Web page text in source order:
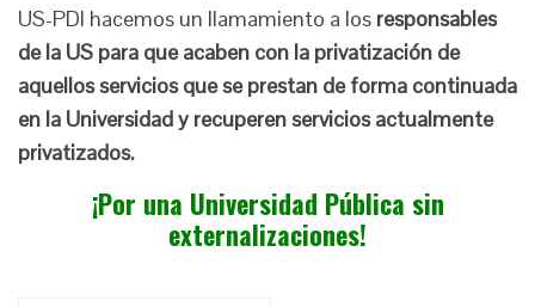
US-PDI hacemos un llamamiento a los responsables
de la US para que acaben con la privatización de
aquellos servicios que se prestan de forma continuada
en la Universidad y recuperen servicios actualmente
privatizados.
¡Por una Universidad Pública sin
externalizaciones!